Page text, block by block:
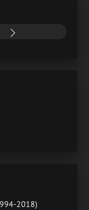
2018)